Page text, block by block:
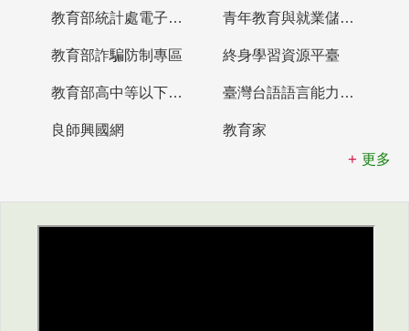
教育部統計處電子書櫃 青年教育與就業儲蓄帳戶
教育部詐騙防制專區 終身學習資源平臺
教育部高中等以下學校及幼兒園教師資格檢定考試 臺灣台語語言能力認證網站
良師興國網
教育家
更多